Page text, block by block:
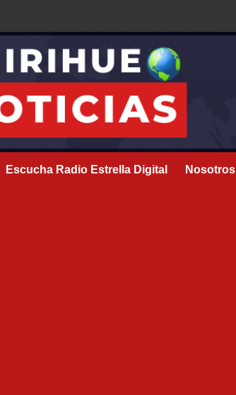
Escucha Radio Estrella Digital Nosotros